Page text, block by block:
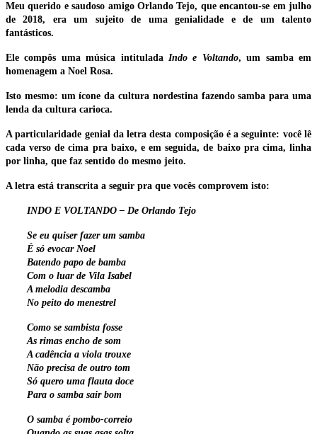
Meu querido e saudoso amigo Orlando Tejo, que encantou-se em julho
de 2018, era um sujeito de uma genialidade e de um talento
fantásticos.
Ele compôs uma música intituladaIndo e Voltando, um samba em
homenagem a Noel Rosa.
Isto mesmo: um ícone da cultura nordestina fazendo samba para uma
lenda da cultura carioca.
A particularidade genial da letra desta composição é a seguinte: você lê
cada verso de cima pra baixo, e em seguida, de baixo pra cima, linha
por linha, que faz sentido do mesmo jeito.
A letra está transcrita a seguir pra que vocês comprovem isto:
INDO E VOLTANDO – De Orlando Tejo
Se eu quiser fazer um samba
É só evocar Noel
Batendo papo de bamba
Com o luar de Vila Isabel
A melodia descamba
No peito do menestrel
Como se sambista fosse
As rimas encho de som
A cadência a viola trouxe
Não precisa de outro tom
Só quero uma flauta doce
Para o samba sair bom
O samba é pombo-correio